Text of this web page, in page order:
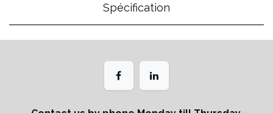
Spécification